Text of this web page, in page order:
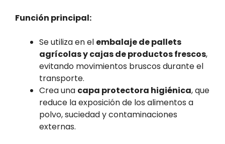
Función principal:
Se utiliza en el embalaje de pallets
agrícolas y cajas de productos frescos,
evitando movimientos bruscos durante el
transporte.
Crea una capa protectora higiénica, que
reduce la exposición de los alimentos a
polvo, suciedad y contaminaciones
externas.